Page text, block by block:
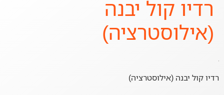
רדיו קול יבנה
(אילוסטרציה)
רדיו קול יבנה (אילוסטרציה)